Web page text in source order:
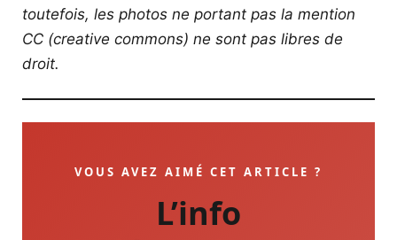
toutefois, les photos ne portant pas la mention
CC (creative commons) ne sont pas libres de
droit.
VOUS AVEZ AIMÉ CET ARTICLE ?
L’info